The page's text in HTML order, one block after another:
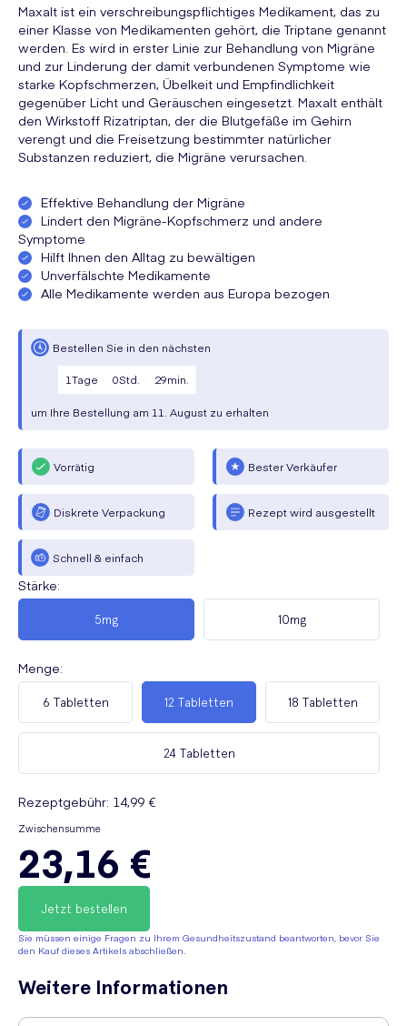
Maxalt ist ein verschreibungspflichtiges Medikament, das zu
einer Klasse von Medikamenten gehört, die Triptane genannt
werden. Es wird in erster Linie zur Behandlung von Migräne
und zur Linderung der damit verbundenen Symptome wie
starke Kopfschmerzen, Übelkeit und Empfindlichkeit
gegenüber Licht und Geräuschen eingesetzt. Maxalt enthält
den Wirkstoff Rizatriptan, der die Blutgefäße im Gehirn
verengt und die Freisetzung bestimmter natürlicher
Substanzen reduziert, die Migräne verursachen.
Effektive Behandlung der Migräne
Lindert den Migräne-Kopfschmerz und andere
Symptome
Hilft Ihnen den Alltag zu bewältigen
Unverfälschte Medikamente
Alle Medikamente werden aus Europa bezogen
Bestellen Sie in den nächsten
1Tage 0Std. 29min.
um Ihre Bestellung am 11. August zu erhalten
Vorrätig Bester Verkäufer
Diskrete Verpackung Rezept wird ausgestellt
Schnell & einfach
Stärke:
5mg 10mg
Menge:
6 Tabletten 12 Tabletten 18 Tabletten
24 Tabletten
Rezeptgebühr: 14,99 €
Zwischensumme
23,16 €
Jetzt bestellen
Sie müssen einige Fragen zu Ihrem Gesundheitszustand beantworten, bevor Sie
den Kauf dieses Artikels abschließen.
Weitere Informationen